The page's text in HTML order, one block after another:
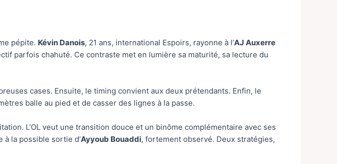
pépite. Kévin Danois, 21 ans, international Espoirs, rayonne à l’AJ Auxerre
parfois chahuté. Ce contraste met en lumière sa maturité, sa lecture du
cases. Ensuite, le timing convient aux deux prétendants. Enfin, le
balle au pied et de casser des lignes à la passe.
L’OL veut une transition douce et un binôme complémentaire avec ses
la possible sortie d’Ayyoub Bouaddi, fortement observé. Deux stratégies,